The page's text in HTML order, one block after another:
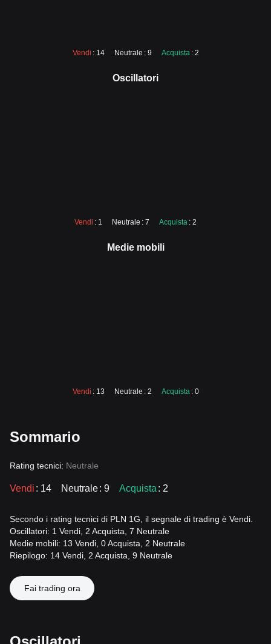
Vendi : 14 Neutrale : 9 Acquista : 2
Oscillatori
Vendi : 1 Neutrale : 7 Acquista : 2
Medie mobili
Vendi : 13 Neutrale : 2 Acquista : 0
Sommario
Rating tecnici: Neutrale
Vendi : 14 Neutrale: 9 Acquista : 2
Secondo i rating tecnici di PLN 1G, il segnale di trading è Vendi.
Oscillatori: 1 Vendi, 2 Acquista, 7 Neutrale
Medie mobili: 13 Vendi, 0 Acquista, 2 Neutrale
Riepilogo: 14 Vendi, 2 Acquista, 9 Neutrale
Fai trading ora